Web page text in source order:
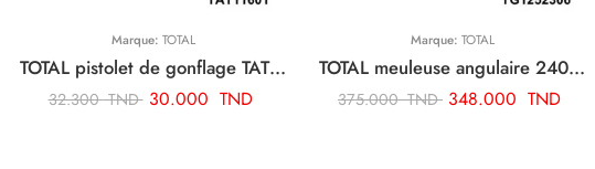
Marque: TOTAL
TOTAL pistolet de gonflage TAT11601
32.300TND 30.000 TND
Marque: TOTAL
TOTAL meuleuse angulaire 2400w-230mm TG1252306
375.000TND 348.000 TND